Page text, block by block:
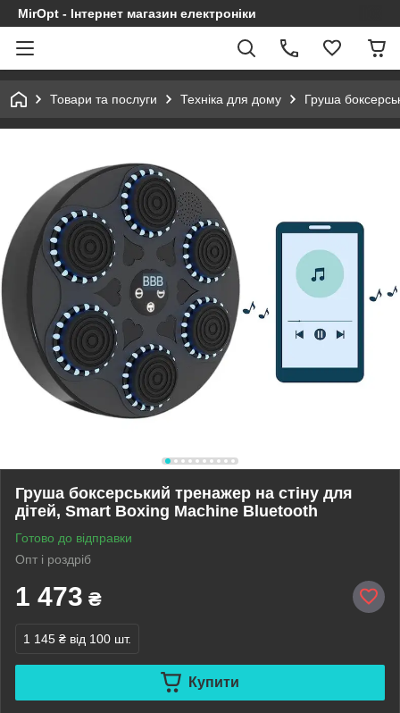
MirOpt - Інтернет магазин електроніки
Товари та послуги Техніка для дому Груша
Груша боксерський тренажер на стіну для
дітей, Smart Boxing Machine Bluetooth
Готово до відправки
Опт і роздріб
1 473 ₴
1 145 ₴ від 100 шт.
Купити